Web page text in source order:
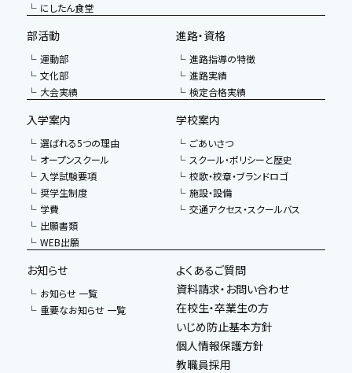
にしたん食堂
部活動
運動部
文化部
大会実績
進路・資格
進路指導の特徴
進路実績
検定合格実績
入学案内
選ばれる5つの理由
オープンスクール
入学試験要項
奨学生制度
学費
出願書類
WEB出願
学校案内
ごあいさつ
スクール・ポリシーと歴史
校歌・校章・ブランドロゴ
施設・設備
交通アクセス・スクールバス
お知らせ
お知らせ 一覧
重要なお知らせ 一覧
よくあるご質問
資料請求・お問い合わせ
在校生・卒業生の方
いじめ防止基本方針
個人情報保護方針
教職員採用